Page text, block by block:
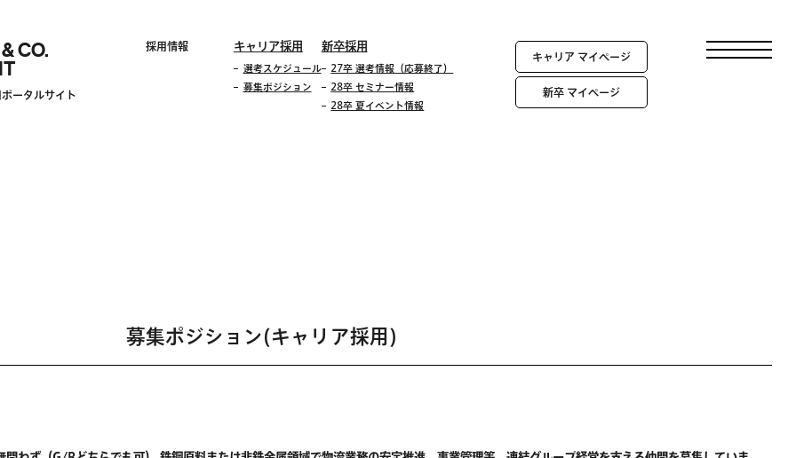
CO.
ータルサイト
採用情報 キャリア採用
選考スケジュール
募集ポジション
新卒採用
27卒 選考情報（応募終了）
28卒 セミナー情報
28卒 夏イベント情報
キャリア マイページ
新卒 マイページ
募集ポジション(キャリア採用)